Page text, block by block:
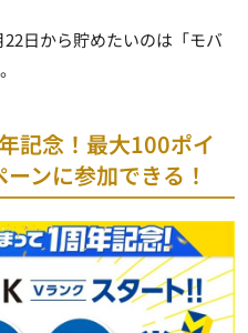
日から貯めたいのは「モバ
記念！最大100ポイ
ンに参加できる！